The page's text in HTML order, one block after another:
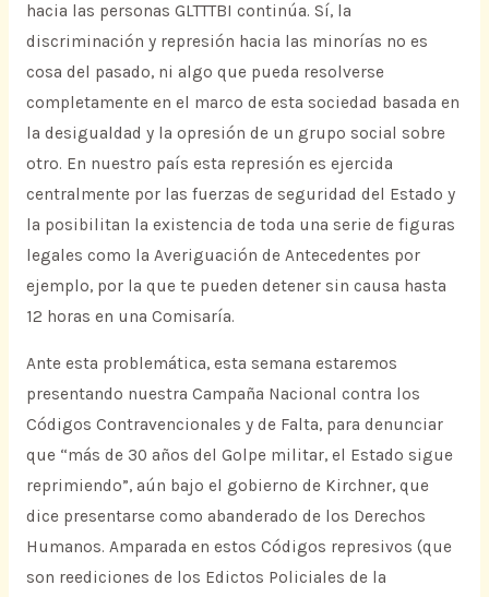
hacia las personas GLTTTBI continúa. Sí, la
discriminación y represión hacia las minorías no es
cosa del pasado, ni algo que pueda resolverse
completamente en el marco de esta sociedad basada en
la desigualdad y la opresión de un grupo social sobre
otro. En nuestro país esta represión es ejercida
centralmente por las fuerzas de seguridad del Estado y
la posibilitan la existencia de toda una serie de figuras
legales como la Averiguación de Antecedentes por
ejemplo, por la que te pueden detener sin causa hasta
12 horas en una Comisaría.
Ante esta problemática, esta semana estaremos
presentando nuestra Campaña Nacional contra los
Códigos Contravencionales y de Falta, para denunciar
que “más de 30 años del Golpe militar, el Estado sigue
reprimiendo”, aún bajo el gobierno de Kirchner, que
dice presentarse como abanderado de los Derechos
Humanos. Amparada en estos Códigos represivos (que
son reediciones de los Edictos Policiales de la